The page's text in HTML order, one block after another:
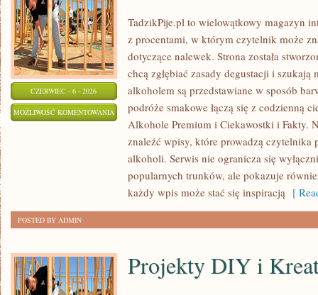
CZERWIEC - 6 - 2026
MOŻLIWOŚĆ KOMENTOWANIA KULTURA
TRADYCJE
PICIE
TadzikPije.pl to wielowątkowy magazyn
z procentami, w którym czytelnik może
dotyczące nalewek. Strona została
chcą zgłębiać zasady degustacji i
alkoholem są przedstawiane w sposób
podróże smakowe łączą się z codzienną
Alkohole Premium i Ciekawostki i Fakty.
znaleźć wpisy, które prowadzą czytelnika
alkoholi. Serwis nie ogranicza się
popularnych trunków, ale pokazuje
każdy wpis może stać się inspiracją [
POSTED BY ADMIN
Projekty DIY i